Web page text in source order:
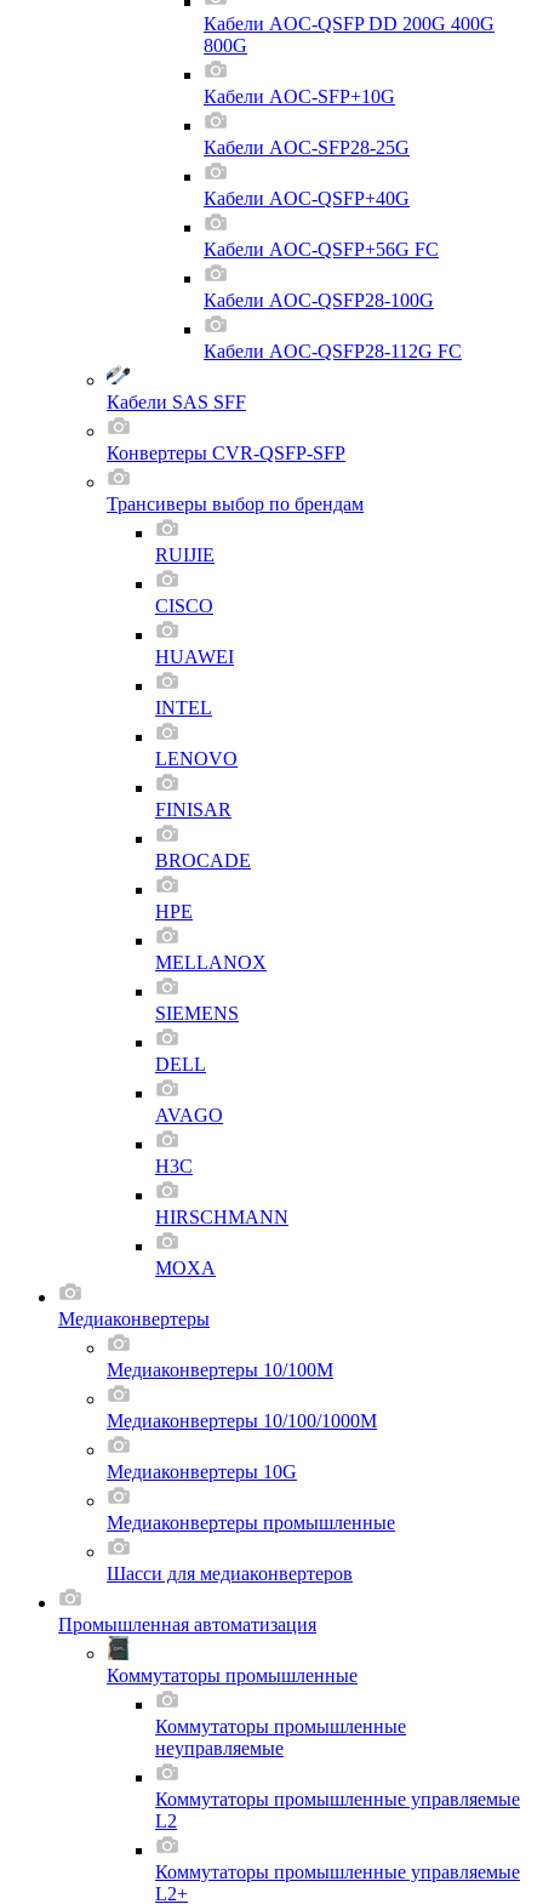
Кабели AOC-QSFP DD 200G 400G
800G
Кабели AOC-SFP+10G
Кабели AOC-SFP28-25G
Кабели AOC-QSFP+40G
Кабели AOC-QSFP+56G FC
Кабели AOC-QSFP28-100G
Кабели AOC-QSFP28-112G FC
Кабели SAS SFF
Конвертеры CVR-QSFP-SFP
Трансиверы выбор по брендам
RUIJIE
CISCO
HUAWEI
INTEL
LENOVO
FINISAR
BROCADE
HPE
MELLANOX
SIEMENS
DELL
AVAGO
H3C
HIRSCHMANN
MOXA
Медиаконвертеры
Медиаконвертеры 10/100M
Медиаконвертеры 10/100/1000M
Медиаконвертеры 10G
Медиаконвертеры промышленные
Шасси для мeдиаконвертеров
Промышленная автоматизация
Коммутаторы промышленные
Коммутаторы промышленные
неуправляемые
Коммутаторы промышленные управляемые
L2
Коммутаторы промышленные управляемые
L2+